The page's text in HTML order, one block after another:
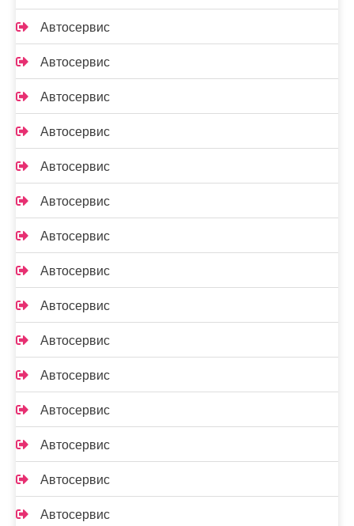
Автосервис
Автосервис
Автосервис
Автосервис
Автосервис
Автосервис
Автосервис
Автосервис
Автосервис
Автосервис
Автосервис
Автосервис
Автосервис
Автосервис
Автосервис